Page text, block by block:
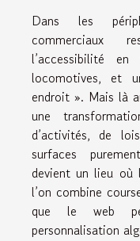
Dans les
commerciaux
l’accessibilité en
locomotives, et
endroit ». Mais là
une
d’activités, de
surfaces
devient un lieu où
l’on combine
que le web
personnalisation